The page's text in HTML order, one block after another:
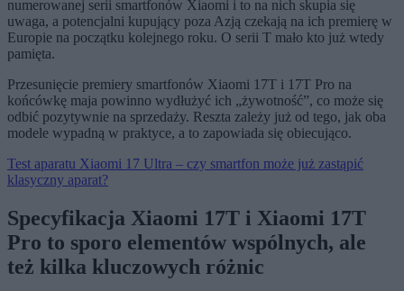
numerowanej serii smartfonów Xiaomi i to na nich skupia się
uwaga, a potencjalni kupujący poza Azją czekają na ich premierę w
Europie na początku kolejnego roku. O serii T mało kto już wtedy
pamięta.
Przesunięcie premiery smartfonów Xiaomi 17T i 17T Pro na
końcówkę maja powinno wydłużyć ich „żywotność”, co może się
odbić pozytywnie na sprzedaży. Reszta zależy już od tego, jak oba
modele wypadną w praktyce, a to zapowiada się obiecująco.
Test aparatu Xiaomi 17 Ultra – czy smartfon może już zastąpić
klasyczny aparat?
Specyfikacja Xiaomi 17T i Xiaomi 17T
Pro to sporo elementów wspólnych, ale
też kilka kluczowych różnic